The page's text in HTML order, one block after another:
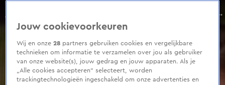
Annemarie van Gaal: 'Werklozen moeten aan de bak'
Aflevering 247, Seizoen 2025
of
seconds
Jouw cookievoorkeuren
Wij en onze28 partners gebruiken cookies en vergelijkbare
technieken om informatie te verzamelen over jou als gebruiker
van onze website(s), jouw gedrag en jouw apparaten. Als je
„Alle cookies accepteren” selecteert, worden
trackingtechnologieën ingeschakeld om onze advertenties en